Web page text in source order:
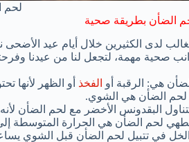
لحم
الضأن بطريقة صحية
لدى الكثيرين خلال أيام عيد
صحية مهمة، لتجعل لنا من عيدنا
الفخذ أو الظهر لأنها